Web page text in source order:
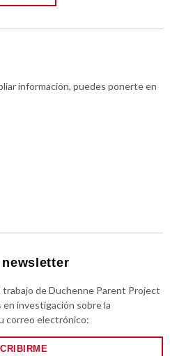
información, puedes ponerte en
de Duchenne Parent Project
en investigación sobre la
correo electrónico: